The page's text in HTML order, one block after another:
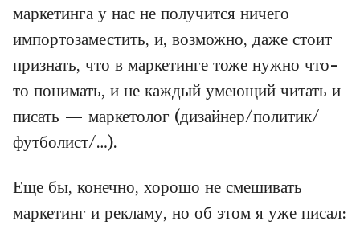
маркетинга у нас не получится ничего
импортозаместить, и, возможно, даже стоит
признать, что в маркетинге тоже нужно что-
то понимать, и не каждый умеющий читать и
писать — маркетолог (дизайнер/политик/
футболист/…).
Еще бы, конечно, хорошо не смешивать
маркетинг и рекламу, но об этом я уже писал: